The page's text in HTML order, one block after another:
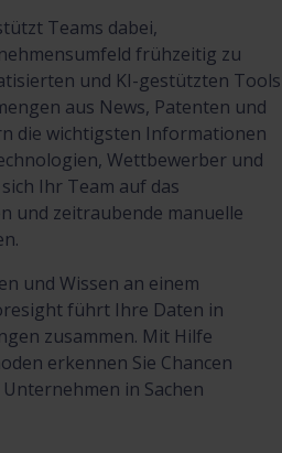
Teams dabei,
frühzeitig zu
und KI-gestützten Tools
aus News, Patenten und
die wichtigsten Informationen
Wettbewerber und
Ihr Team auf das
und zeitraubende manuelle
und Wissen an einem
führt Ihre Daten in
zusammen. Mit Hilfe
erkennen Sie Chancen
in Sachen